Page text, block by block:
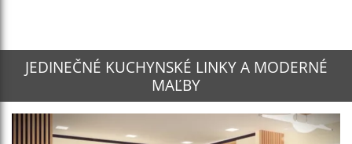
JEDINEČNÉ KUCHYNSKÉ LINKY A MODERNÉ
MAĽBY